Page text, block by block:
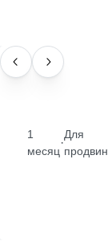
НАВЫК
1
месяц
·
Для